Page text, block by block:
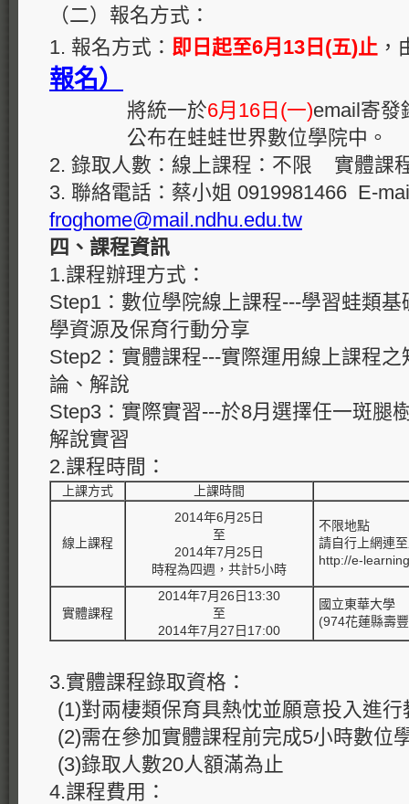
（二）報名方式：
1. 報名方式： 即日起至6月13日(五)止 ，
報名）
將統一於6月16日(一)email寄發
公布在蛙蛙世界數位學院中。
2. 錄取人數：線上課程：不限 實體課
3. 聯絡電話：蔡小姐 0919981466 E-
froghome@mail.ndhu.edu.tw
四、課程資訊
1.課程辦理方式：
Step1：數位學院線上課程---學習蛙類
學資源及保育行動分享
Step2：實體課程---實際運用線上課程
論、解說
Step3：實際實習---於8月選擇任一斑腿
解說實習
2.課程時間：
上課方式 上課時間
線上課程
2014年6月25日
至
2014年7月25日
時程為四週，共計5小時
不限地點
請自行上網連
http://e-
實體課程
2014年7月26日13:30
至
2014年7月27日17:00
國立東華大學
(974花蓮縣壽
3.實體課程錄取資格：
(1)對兩棲類保育具熱忱並願意投入進
(2)需在參加實體課程前完成5小時數位
(3)錄取人數20人額滿為止
4.課程費用：